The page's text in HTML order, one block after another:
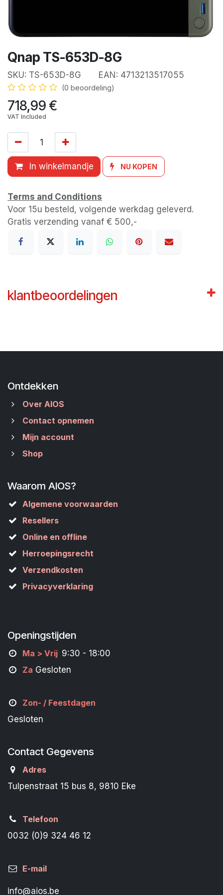
Qnap TS-653D-8G
SKU: TS-653D-8G EAN: 4713213517055
(0 beoordeling)
718,99€
VAT Included
In winkelmandje NU KOPEN
Terms and Conditions
Voor 15u besteld, volgende werkdag geleverd.
Gratis verzending vanaf € 500,-
klantbeoordelingen
Ontdekken
Over AIOS
Contact opnemen
Mijn account
Shop
Waarom AIOS?
Algemene voorwaarden
Resellers
Online en offline
Herroepingsrecht
Verzendkosten
Privacyverklaring
Openingstijden
Ma > Vrij 9:30 - 18:00
Za Gesloten
Zon- / Feestdagen
Gesloten
Contact Gegevens
Adres
Tulpenstraat 15 bus 8, 9810 Eke
Telefoon
0032 (0)9 324 46 12
E-mail
info@aios.be